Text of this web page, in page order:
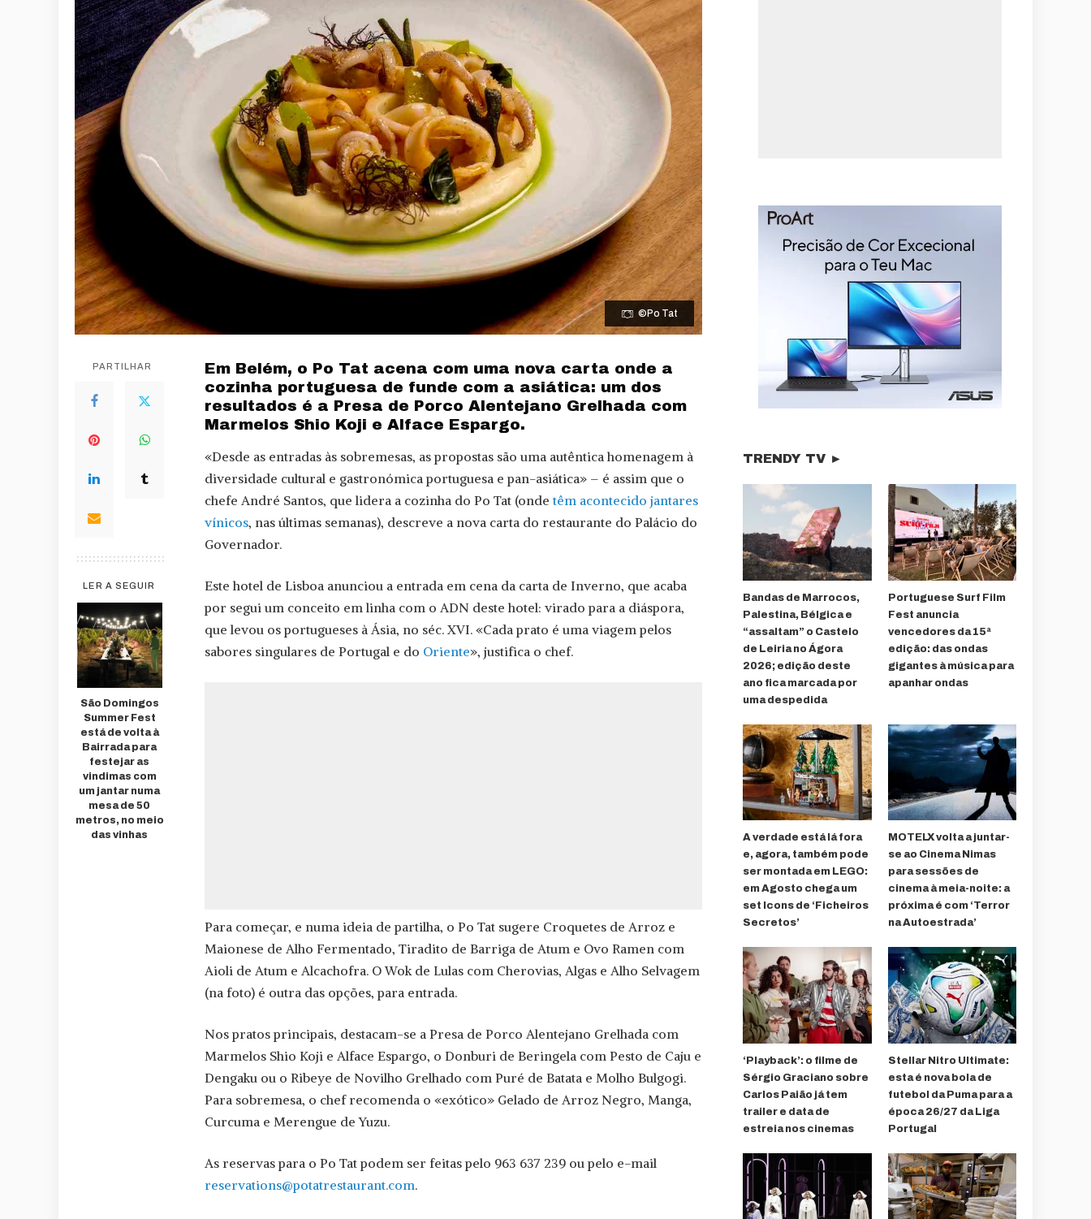
©Po Tat
PARTILHAR
LER A SEGUIR
São Domingos
Summer Fest
está de volta à
Bairrada para
festejar as
vindimas com
um jantar numa
mesa de 50
metros, no meio
das vinhas
Em Belém, o Po Tat acena com uma nova carta onde a
cozinha portuguesa de funde com a asiática: um dos
resultados é a Presa de Porco Alentejano Grelhada com
Marmelos Shio Koji e Alface Espargo.
«Desde as entradas às sobremesas, as propostas são uma autêntica homenagem à
diversidade cultural e gastronómica portuguesa e pan-asiática» – é assim que o
chefe André Santos, que lidera a cozinha do Po Tat (ondetêm acontecido jantares
vínicos, nas últimas semanas), descreve a nova carta do restaurante do Palácio do
Governador.
Este hotel de Lisboa anunciou a entrada em cena da carta de Inverno, que acaba
por segui um conceito em linha com o ADN deste hotel: virado para a diáspora,
que levou os portugueses à Ásia, no séc. XVI. «Cada prato é uma viagem pelos
sabores singulares de Portugal e do Oriente», justifica o chef.
Para começar, e numa ideia de partilha, o Po Tat sugere Croquetes de Arroz e
Maionese de Alho Fermentado, Tiradito de Barriga de Atum e Ovo Ramen com
Aioli de Atum e Alcachofra. O Wok de Lulas com Cherovias, Algas e Alho Selvagem
(na foto) é outra das opções, para entrada.
Nos pratos principais, destacam-se a Presa de Porco Alentejano Grelhada com
Marmelos Shio Koji e Alface Espargo, o Donburi de Beringela com Pesto de Caju e
Dengaku ou o Ribeye de Novilho Grelhado com Puré de Batata e Molho Bulgogi.
Para sobremesa, o chef recomenda o «exótico» Gelado de Arroz Negro, Manga,
Curcuma e Merengue de Yuzu.
As reservas para o Po Tat podem ser feitas pelo 963 637 239 ou pelo e-mail
reservations@potatrestaurant.com.
TRENDY TV ►
Bandas de Marrocos,
Palestina, Bélgica e
“assaltam” o Castelo
de Leiria no Ágora
2026; edição deste
ano fica marcada por
uma despedida
Portuguese Surf Film
Fest anuncia
vencedores da 15ª
edição: das ondas
gigantes à música para
apanhar ondas
A verdade está lá fora
e, agora, também pode
ser montada em LEGO:
em Agosto chega um
set Icons de ‘Ficheiros
Secretos’
MOTELX volta a juntar-
se ao Cinema Nimas
para sessões de
cinema à meia-noite: a
próxima é com ‘Terror
na Autoestrada’
‘Playback’: o filme de
Sérgio Graciano sobre
Carlos Paião já tem
trailer e data de
estreia nos cinemas
Stellar Nitro Ultimate:
esta é nova bola de
futebol da Puma para a
época 26/27 da Liga
Portugal